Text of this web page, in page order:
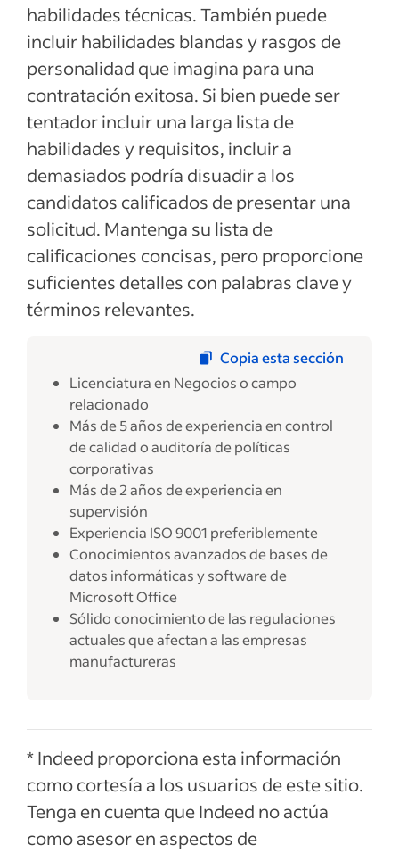
habilidades técnicas. También puede
incluir habilidades blandas y rasgos de
personalidad que imagina para una
contratación exitosa. Si bien puede ser
tentador incluir una larga lista de
habilidades y requisitos, incluir a
demasiados podría disuadir a los
candidatos calificados de presentar una
solicitud. Mantenga su lista de
calificaciones concisas, pero proporcione
suficientes detalles con palabras clave y
términos relevantes.
Copia esta sección
Licenciatura en Negocios o campo
relacionado
Más de 5 años de experiencia en control
de calidad o auditoría de políticas
corporativas
Más de 2 años de experiencia en
supervisión
Experiencia ISO 9001 preferiblemente
Conocimientos avanzados de bases de
datos informáticas y software de
Microsoft Office
Sólido conocimiento de las regulaciones
actuales que afectan a las empresas
manufactureras
* Indeed proporciona esta información
como cortesía a los usuarios de este sitio.
Tenga en cuenta que Indeed no actúa
como asesor en aspectos de